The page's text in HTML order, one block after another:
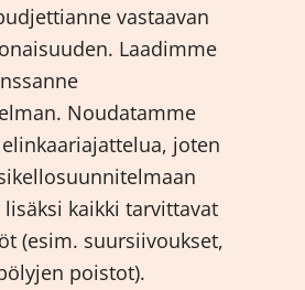
vastaavan
Laadimme
Noudatamme
joten
kaikki tarvittavat
(esim. suursiivoukset,
poistot).